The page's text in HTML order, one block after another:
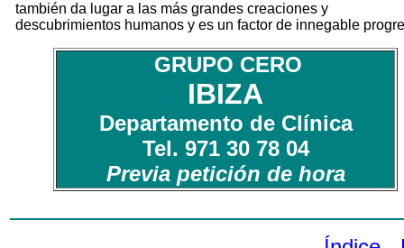
también da lugar a las más grandes creaciones y
descubrimientos humanos y es un factor de innegable
GRUPO CERO
IBIZA
Departamento de Clínica
Tel. 971 30 78 04
Previa petición de hora